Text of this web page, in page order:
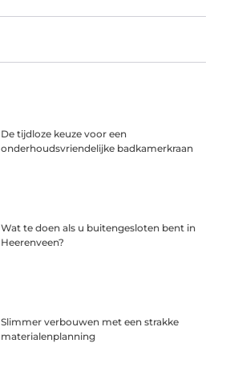
De tijdloze keuze voor een
onderhoudsvriendelijke badkamerkraan
Wat te doen als u buitengesloten bent in
Heerenveen?
Slimmer verbouwen met een strakke
materialenplanning